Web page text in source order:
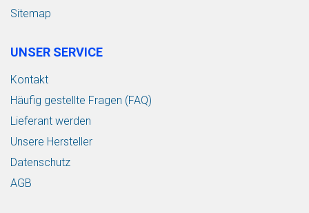
Sitemap
UNSER SERVICE
Kontakt
Häufig gestellte Fragen (FAQ)
Lieferant werden
Unsere Hersteller
Datenschutz
AGB